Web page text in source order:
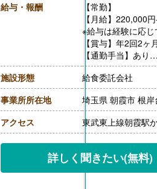
給与・報酬
【常勤】
【月給】220,000
※給与は経験に応
【賞与】年2回2ヶ
【通勤手当】あり
※公共交通機関:上
【昇給】あり（年1
【退職金】あり（
施設形態
給食委託会社
事業所所在地
埼玉県 朝霞市 根
アクセス
東武東上線朝霞駅
詳しく聞きたい(無料)